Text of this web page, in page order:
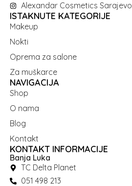
Alexandar Cosmetics Sarajevo
ISTAKNUTE KATEGORIJE
Makeup
Nokti
Oprema za salone
Za muškarce
NAVIGACIJA
Shop
O nama
Blog
Kontakt
KONTAKT INFORMACIJE
Banja Luka
TC Delta Planet
051 498 213